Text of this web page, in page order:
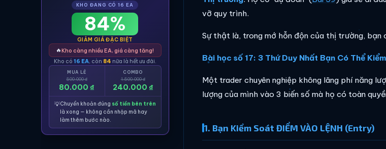
KHO ĐANG CÓ 16 EA
84%
GIẢM GIÁ ĐẶC BIỆT
🔥Kho càng nhiều EA, giá càng tăng!
Kho có 16 EA, còn 84 nữa là hết ưu đãi.
MUA LẺ
500.000 ₫
80.000 ₫
COMBO
1.500.000 ₫
240.000 ₫
💡Chuyển khoản đúng số tiền bên trên
là xong — không cần nhập mã hay
làm thêm bước nào.
vỡ quy trình.
Sự thật là, trong mớ hỗn độn của thị trường,
Bài học số 17: 3 Thứ Duy Nhất Bạn Có Thể
Một trader chuyên nghiệp không lãng phí năng
lượng của mình vào 3 biến số mà họ có toàn
1. Bạn Kiểm Soát ĐIỂM VÀO LỆNH (Entry)